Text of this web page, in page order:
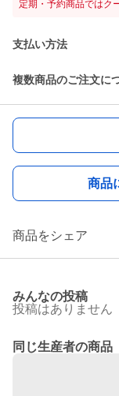
定期・予約商品ではク
支払い方法
複数商品のご注文に
商品
商品をシェア
みんなの投稿
投稿はありません
同じ生産者の商品